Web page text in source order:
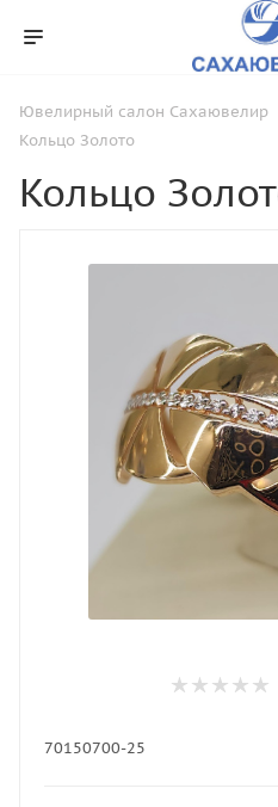
Ювелирный салон Сахаювелир
Кольцо Золото
Кольцо
70150700-25